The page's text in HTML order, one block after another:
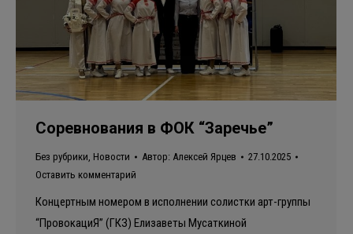
Соревнования в ФОК “Заречье”
Без рубрики, Новости Автор: Алексей Ярцев
27.10.2025
Оставить комментарий
Концертным номером в исполнении солистки арт-группы
“ПровокациЯ” (ГКЗ) Елизаветы Мусаткиной